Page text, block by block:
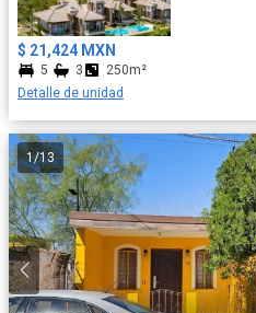
$ 21,424 MXN
5 3
250m²
Detalle de unidad
1/13